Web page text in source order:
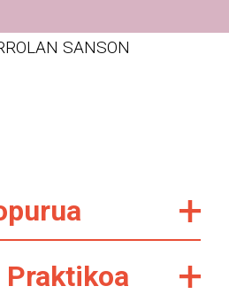
SANSON